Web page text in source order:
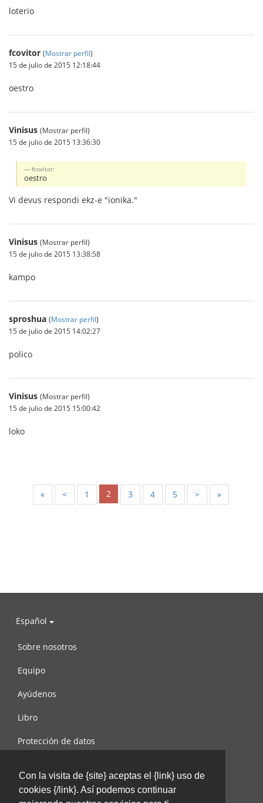
Con la visita de {site} aceptas el {link} uso de
cookies {/link}. Así podemos continuar
loterio
fcovitor (Mostrar perfil)
15 de julio de 2015 12:18:44
oestro
Vinisus (Mostrar perfil)
15 de julio de 2015 13:36:30
fcovitor:
oestro
Vi devus respondi ekz-e "ionika."
Vinisus (Mostrar perfil)
15 de julio de 2015 13:38:58
kampo
sproshua (Mostrar perfil)
15 de julio de 2015 14:02:27
polico
Vinisus (Mostrar perfil)
15 de julio de 2015 15:00:42
loko
« < 1 2 3 4 5 > »
Español
Sobre nosotros
Equipo
Ayúdenos
Libro
Protección de datos
Contáctenos